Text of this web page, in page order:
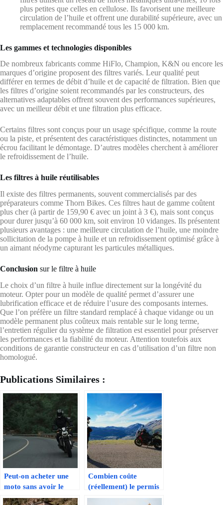
plus petites que celles en cellulose. Ils favorisent une meilleure
circulation de l’huile et offrent une durabilité supérieure, avec un
remplacement recommandé tous les 15 000 km.
Les gammes et technologies disponibles
De nombreux fabricants comme HiFlo, Champion, K&N ou encore les
marques d’origine proposent des filtres variés. Leur qualité peut
différer en termes de débit d’huile et de capacité de filtration. Bien que
les filtres d’origine soient recommandés par les constructeurs, des
alternatives adaptables offrent souvent des performances supérieures,
avec un meilleur débit et une filtration plus efficace.
Certains filtres sont conçus pour un usage spécifique, comme la route
ou la piste, et présentent des caractéristiques distinctes, notamment un
écrou facilitant le démontage. D’autres modèles cherchent à améliorer
le refroidissement de l’huile.
Les filtres à huile réutilisables
Il existe des filtres permanents, souvent commercialisés par des
préparateurs comme Thorn Bikes. Ces filtres haut de gamme coûtent
plus cher (à partir de 159,90 € avec un joint à 3 €), mais sont conçus
pour durer jusqu’à 60 000 km, soit environ 10 vidanges. Ils présentent
plusieurs avantages : une meilleure circulation de l’huile, une moindre
sollicitation de la pompe à huile et un refroidissement optimisé grâce à
un aimant néodyme capturant les particules métalliques.
Conclusion sur le filtre à huile
Le choix d’un filtre à huile influe directement sur la longévité du
moteur. Opter pour un modèle de qualité permet d’assurer une
lubrification efficace et de réduire l’usure des composants internes.
Que l’on préfère un filtre standard remplacé à chaque vidange ou un
modèle permanent plus coûteux mais rentable sur le long terme,
l’entretien régulier du système de filtration est essentiel pour préserver
les performances et la fiabilité du moteur. Attention toutefois aux
conditions de garantie constructeur en cas d’utilisation d’un filtre non
homologué.
Publications Similaires :
Peut-on acheter une
moto sans avoir le
permis
Combien coûte
(réellement) le permis
moto ?